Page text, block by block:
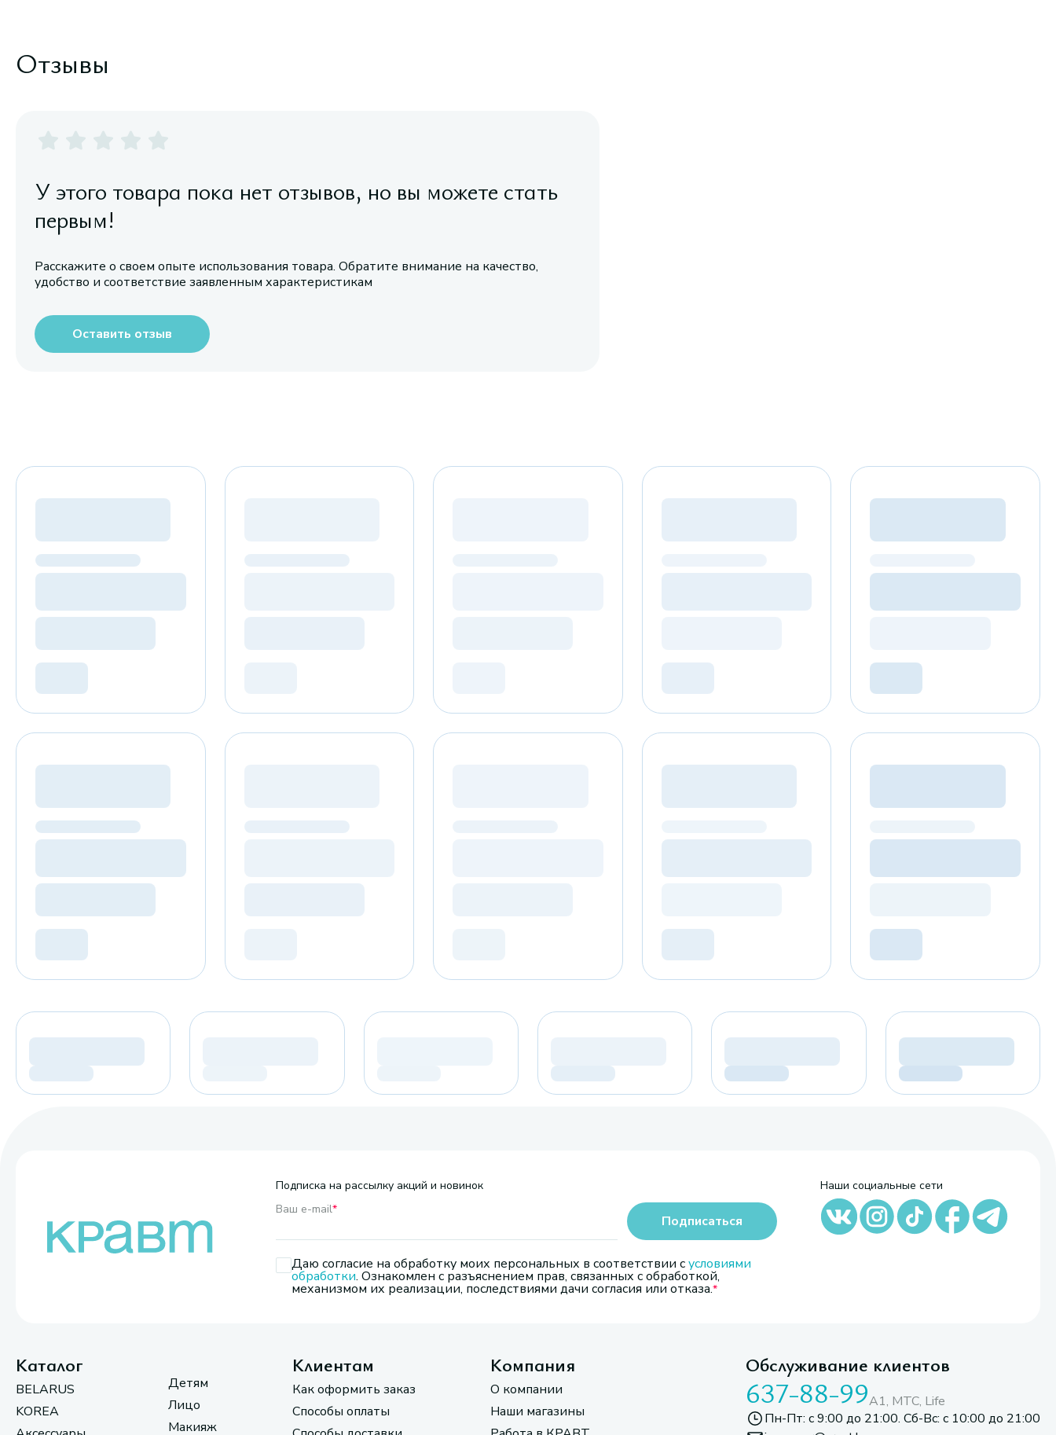
Отзывы
У этого товара пока нет отзывов, но вы можете стать
первым!
Расскажите о своем опыте использования товара. Обратите внимание на качество,
удобство и соответствие заявленным характеристикам
Оставить отзыв
Подписка на рассылку акций и новинок
Ваш e-mail*
Даю согласие на обработку моих персональных в соответствии сусловиями
обработки. Ознакомлен с разъяснением прав, связанных с обработкой,
механизмом их реализации, последствиями дачи согласия или отказа.
Подписаться
Наши социальные сети
Каталог
BELARUS
KOREA
Детям
Лицо
Макияж
Клиентам
Как оформить заказ
Способы оплаты
Компания
О компании
Наши магазины
Обслуживание клиентов
637-88-99A1, МТС, Life
Пн-Пт: с 9:00 до 21:00. Сб-Вс: с 10:00 до 21:00